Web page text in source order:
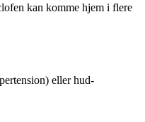
kan komme hjem i flere
eller hud-